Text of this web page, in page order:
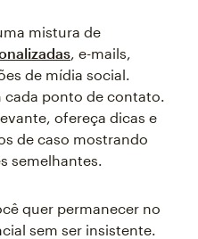
mistura de
, e-mails,
de mídia social.
cada ponto de contato.
ofereça dicas e
de caso mostrando
semelhantes.
quer permanecer no
sem ser insistente.